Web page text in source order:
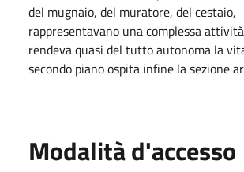
del mugnaio, del muratore, del cestaio,
rappresentavano una complessa
rendeva quasi del tutto autonoma la
secondo piano ospita infine la sezione
Modalità d'accesso